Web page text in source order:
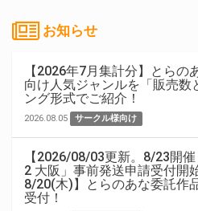
お知らせ
【2026年7月集計分】とらの
向け人気ジャンルを「販売数
ング形式でご紹介！
2026.08.05 サークル様向け
【2026/08/03更新。8/23開
2 大阪」事前発送申請受付開
8/20(木)】とらのあな委託作
受付！